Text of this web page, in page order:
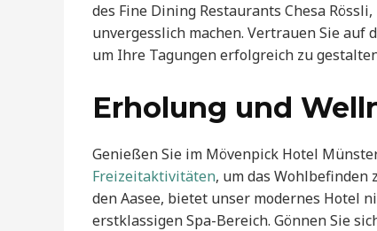
des Fine Dining Restaurants Chesa
unvergesslich machen. Vertrauen Sie auf
um Ihre Tagungen erfolgreich zu
Erholung und
Genießen Sie im Mövenpick Hotel
Freizeitaktivitäten, um das
den Aasee, bietet unser modernes Hotel
erstklassigen Spa-Bereich. Gönnen Sie